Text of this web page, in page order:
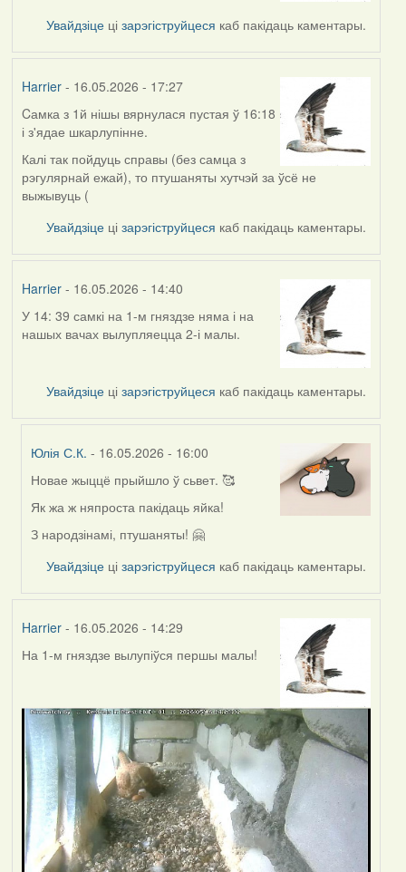
Увайдзіце цізарэгіструйцеся каб пакідаць каментары.
Harrier- 16.05.2026 - 17:27
Cамка з 1й нішы вярнулася пустая ў 16:18
і з'ядае шкарлупінне.
Калі так пойдуць справы (без самца з
рэгулярнай ежай), то птушаняты хутчэй за ўсё не
выжывуць (
Увайдзіце цізарэгіструйцеся каб пакідаць каментары.
Harrier- 16.05.2026 - 14:40
У 14: 39 самкі на 1-м гняздзе няма і на
нашых вачах вылупляецца 2-і малы.
Увайдзіце цізарэгіструйцеся каб пакідаць каментары.
Юлія С.К. - 16.05.2026 - 16:00
In
reply
by
Harrier
Новае жыццё прыйшло ў сьвет. 🥰
Як жа ж няпроста пакідаць яйка!
З народзінамі, птушаняты! 🤗
Увайдзіце цізарэгіструйцеся каб пакідаць каментары.
Harrier- 16.05.2026 - 14:29
На 1-м гняздзе вылупіўся першы малы!